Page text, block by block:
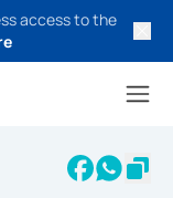
access to the